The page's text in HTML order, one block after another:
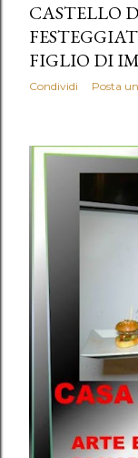
CASTELLO
FIGLIO DI
Condividi Posta